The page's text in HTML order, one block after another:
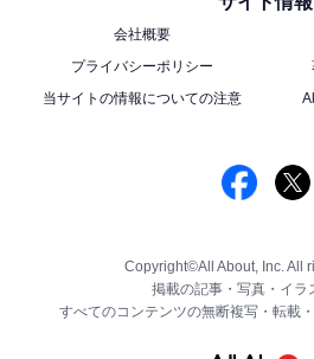
会社概要
プライバシーポリシー
当サイトの情報についての注意
Copyright©All About, Inc. All
掲載の記事・写真・イラ
すべてのコンテンツの無断複写・転載